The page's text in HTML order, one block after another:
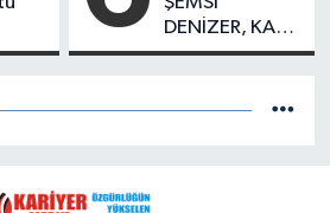
DENİZER, KABRİ
BAŞINDA